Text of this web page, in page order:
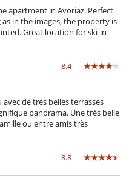
apartment in Avoriaz. Perfect
in the images, the property is
Great location for ski-in
8.4
de très belles terrasses
panorama. Une très belle
ou entre amis très
8.8